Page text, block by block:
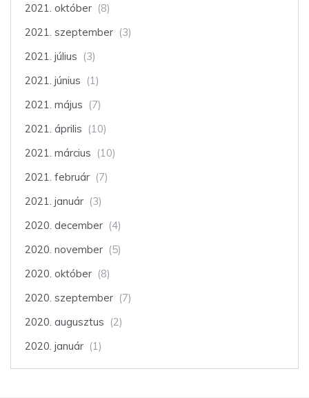
2021. október (8)
2021. szeptember (3)
2021. július (3)
2021. június (1)
2021. május (7)
2021. április (10)
2021. március (10)
2021. február (7)
2021. január (3)
2020. december (4)
2020. november (5)
2020. október (8)
2020. szeptember (7)
2020. augusztus (2)
2020. január (1)